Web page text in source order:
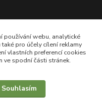
používání webu, analytické
pro účely cílení reklamy
vlastních preferencí cookies
ve spodní části stránek.
Souhlasím